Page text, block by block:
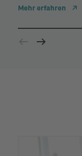
Mehr erfahren